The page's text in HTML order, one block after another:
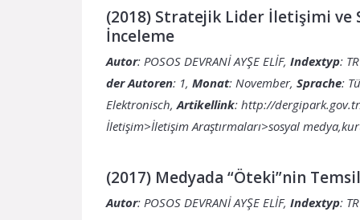
(2018) Stratejik Lider İletişimi ve
İnceleme
Autor: POSOS DEVRANİ AYŞE ELİF, Indextyp:
der Autoren: 1, Monat: November, Sprache:
Elektronisch,Artikellink: http://
İletişim>İletişim Araştırmaları>sosyal
(2017) Medyada “Öteki”nin
Autor: POSOS DEVRANİ AYŞE ELİF, Indextyp: